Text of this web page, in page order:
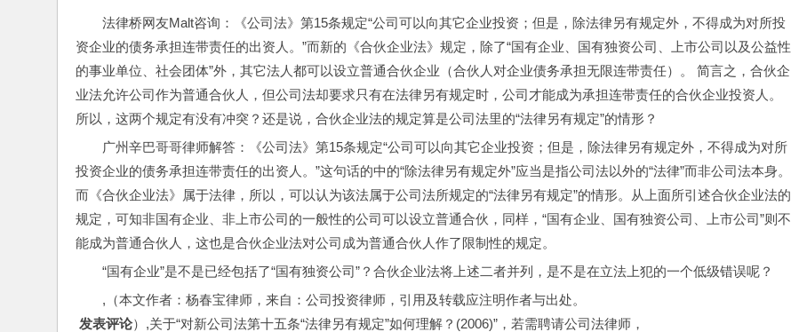
法律桥网友Malt咨询：《公司法》第15条规定“公司可以向其它企业投资；但是，除法律另有规定外，不得成为对所投
资企业的债务承担连带责任的出资人。”而新的《合伙企业法》规定，除了“国有企业、国有独资公司、上市公司以及公益性
的事业单位、社会团体”外，其它法人都可以设立普通合伙企业（合伙人对企业债务承担无限连带责任）。 简言之，合伙企
业法允许公司作为普通合伙人，但公司法却要求只有在法律另有规定时，公司才能成为承担连带责任的合伙企业投资人。
所以，这两个规定有没有冲突？还是说，合伙企业法的规定算是公司法里的“法律另有规定”的情形？
广州辛巴哥哥律师解答：《公司法》第15条规定“公司可以向其它企业投资；但是，除法律另有规定外，不得成为对所
投资企业的债务承担连带责任的出资人。”这句话的中的“除法律另有规定外”应当是指公司法以外的“法律”而非公司法本身。
而《合伙企业法》属于法律，所以，可以认为该法属于公司法所规定的“法律另有规定”的情形。从上面所引述合伙企业法的
规定，可知非国有企业、非上市公司的一般性的公司可以设立普通合伙，同样，“国有企业、国有独资公司、上市公司”则不
能成为普通合伙人，这也是合伙企业法对公司成为普通合伙人作了限制性的规定。
“国有企业”是不是已经包括了“国有独资公司”？合伙企业法将上述二者并列，是不是在立法上犯的一个低级错误呢？
,（本文作者：杨春宝律师，来自：公司投资律师，引用及转载应注明作者与出处。
发表评论）,关于“对新公司法第十五条“法律另有规定”如何理解？(2006)”，若需聘请公司法律师，